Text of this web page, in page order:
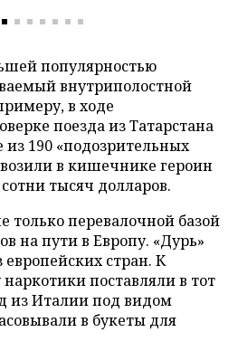
популярностью
внутриполостной
в ходе
поезда из Татарстана
190 «подозрительных
в кишечнике героин
тысяч долларов.
только перевалочной базой
на пути в Европу. «Дурь»
стран. К
поставляли в тот
из Италии под видом
в букеты для